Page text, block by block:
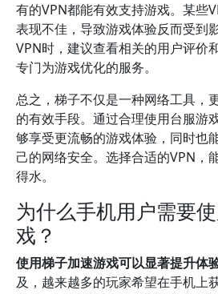
有的VPN都能有效支持游戏。某些
表现不佳，导致游戏体验反而受到
VPN时，建议查看相关的用户评价
专门为游戏优化的服务。
总之，梯子不仅是一种网络工具，
的有效手段。通过合理使用台服游
够享受更流畅的游戏体验，同时也
己的网络安全。选择合适的VPN，
得水。
为什么手机用户需要
戏？
使用梯子加速游戏可以显著提升体验
及，越来越多的玩家希望在手机上